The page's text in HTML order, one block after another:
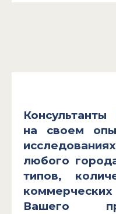
на своем
любого
типов,
Вашего